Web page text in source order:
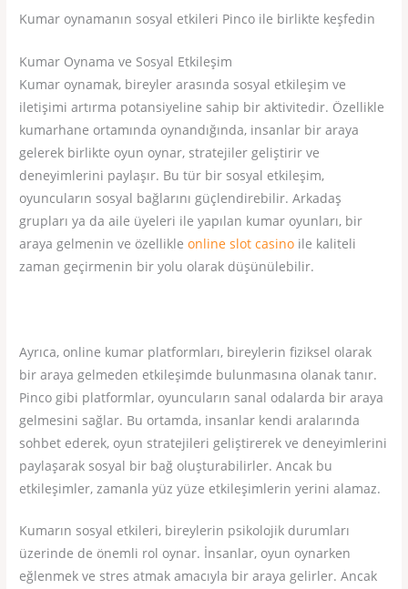
Kumar oynamanın sosyal etkileri Pinco ile birlikte keşfedin
Kumar Oynama ve Sosyal Etkileşim
Kumar oynamak, bireyler arasında sosyal etkileşim ve
iletişimi artırma potansiyeline sahip bir aktivitedir. Özellikle
kumarhane ortamında oynandığında, insanlar bir araya
gelerek birlikte oyun oynar, stratejiler geliştirir ve
deneyimlerini paylaşır. Bu tür bir sosyal etkileşim,
oyuncuların sosyal bağlarını güçlendirebilir. Arkadaş
grupları ya da aile üyeleri ile yapılan kumar oyunları, bir
araya gelmenin ve özellikleonline slot casino ile kaliteli
zaman geçirmenin bir yolu olarak düşünülebilir.
Ayrıca, online kumar platformları, bireylerin fiziksel olarak
bir araya gelmeden etkileşimde bulunmasına olanak tanır.
Pinco gibi platformlar, oyuncuların sanal odalarda bir araya
gelmesini sağlar. Bu ortamda, insanlar kendi aralarında
sohbet ederek, oyun stratejileri geliştirerek ve deneyimlerini
paylaşarak sosyal bir bağ oluşturabilirler. Ancak bu
etkileşimler, zamanla yüz yüze etkileşimlerin yerini alamaz.
Kumarın sosyal etkileri, bireylerin psikolojik durumları
üzerinde de önemli rol oynar. İnsanlar, oyun oynarken
eğlenmek ve stres atmak amacıyla bir araya gelirler. Ancak